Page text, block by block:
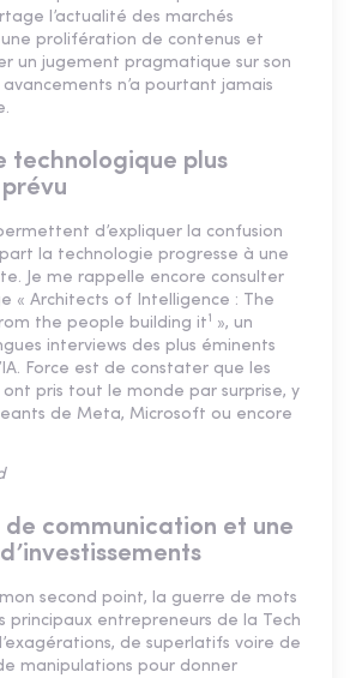
l’actualité des marchés
prolifération de contenus et
un jugement pragmatique sur son
n’a pourtant jamais
technologique plus
d’expliquer la confusion
la technologie progresse à une
Je me rappelle encore consulter
« Architects of Intelligence : The
the people building it1 », un
interviews des plus éminents
Force est de constater que les
pris tout le monde par surprise, y
de Meta, Microsoft ou encore
de communication et une
mon second point, la guerre de mots
principaux entrepreneurs de la Tech
de superlatifs voire de
manipulations pour donner